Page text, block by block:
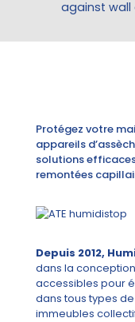
against wall
Protégez votre
appareils
solutions
remontées
Depuis 2012,
dans la
accessibles pour
dans tous types
immeubles